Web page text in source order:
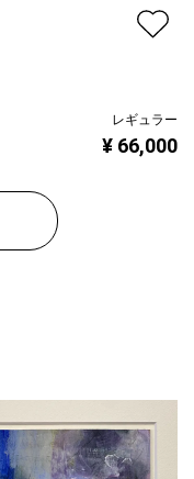
レギュラー
¥ 66,000